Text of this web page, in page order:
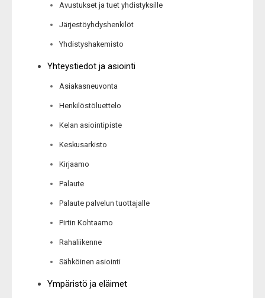
Avustukset ja tuet yhdistyksille
Järjestöyhdyshenkilöt
Yhdistyshakemisto
Yhteystiedot ja asiointi
Asiakasneuvonta
Henkilöstöluettelo
Kelan asiointipiste
Keskusarkisto
Kirjaamo
Palaute
Palaute palvelun tuottajalle
Pirtin Kohtaamo
Rahaliikenne
Sähköinen asiointi
Ympäristö ja eläimet